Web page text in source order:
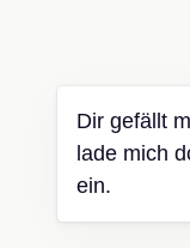
Dir gefällt
lade mich
ein.